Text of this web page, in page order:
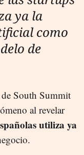
ya la
como
de
South Summit
al revelar
utiliza ya